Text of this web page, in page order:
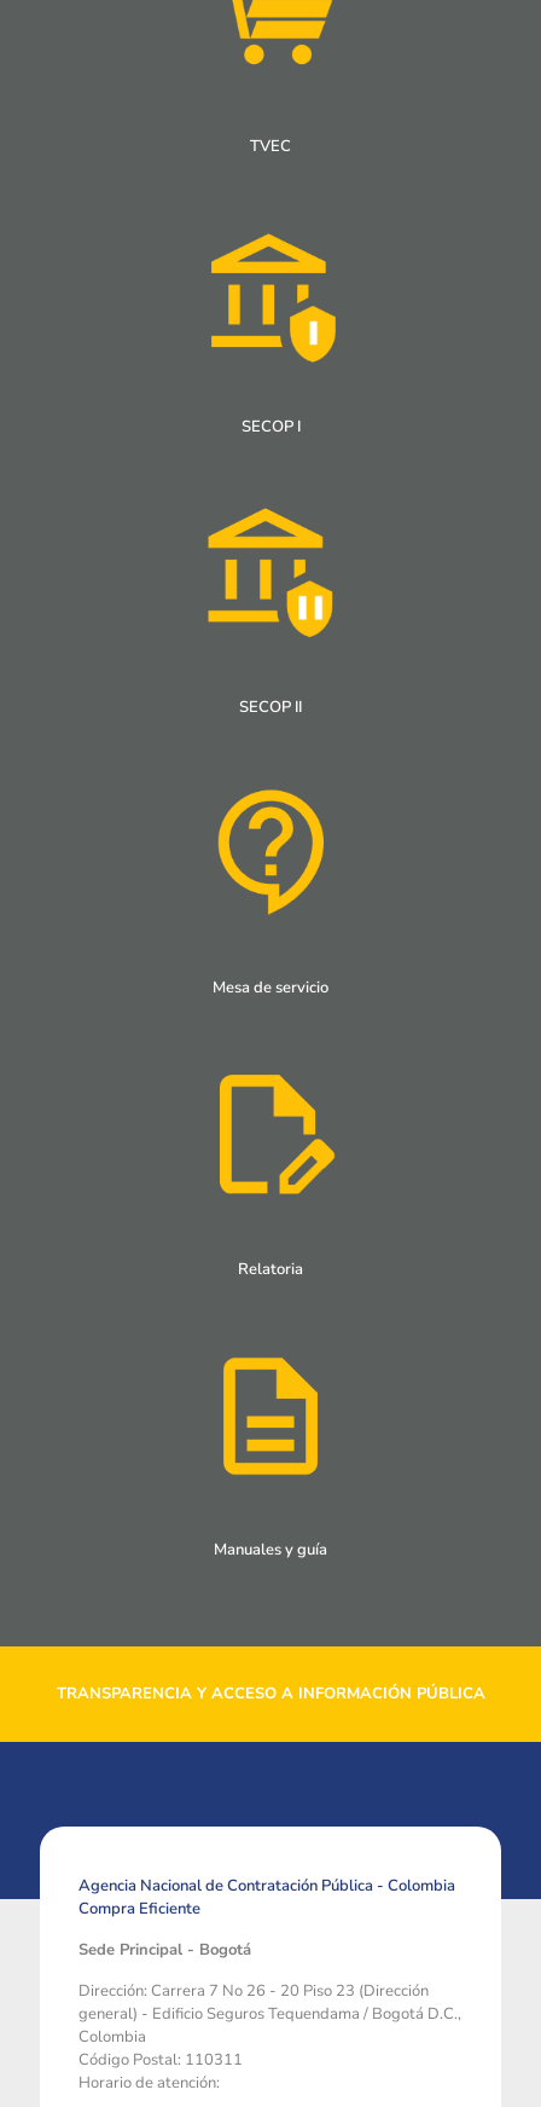
TVEC
SECOP I
SECOP II
Mesa de servicio
Relatoria
Manuales y guía
TRANSPARENCIA Y ACCESO A INFORMACIÓN PÚBLICA
Agencia Nacional de Contratación Pública - Colombia
Compra Eficiente
Sede Principal - Bogotá
Dirección: Carrera 7 No 26 - 20 Piso 23 (Dirección
general) - Edificio Seguros Tequendama / Bogotá D.C.,
Colombia
Código Postal: 110311
Horario de atención: